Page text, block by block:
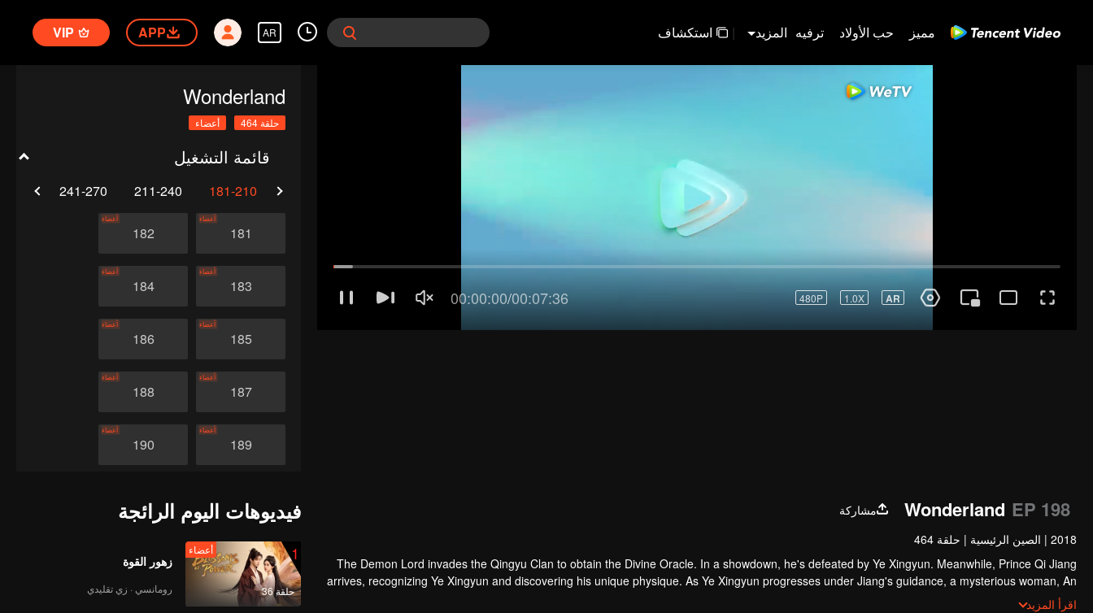
مميز حب الأولاد ترفيه المزيد | استكشاف AR
APP
VIP
Wonderland
حلقة 464 أعضاء
قائمة التشغيل
01-30
181-210
211-240
241-270
181
أعضاء
182
أعضاء
183
أعضاء
184
أعضاء
185
أعضاء
186
أعضاء
187
أعضاء
188
أعضاء
189
أعضاء
190
أعضاء
193
195
أعضاء
Wonderland EP 198
مشاركة
2018
| الصين الرئيسية | حلقة 464
The Demon Lord invades the Qingyu Clan to obtain the Divine Oracle. In a showdown, he's defeated by Ye Xingyun. Meanwhile, Prince Qi Jiang
arrives, recognizing Ye Xingyun and discovering his unique physique. As Ye Xingyun progresses under Jiang's guidance, a mysterious woman, An
Yun, appears and entangles herself in the feud between the Demon Lord and Ye Xingyun.
اقرأ المزيد
فيديوهات اليوم الرائجة
1
حلقة 36
أعضاء
زهور القوة
رومانسي · زي تقليدي